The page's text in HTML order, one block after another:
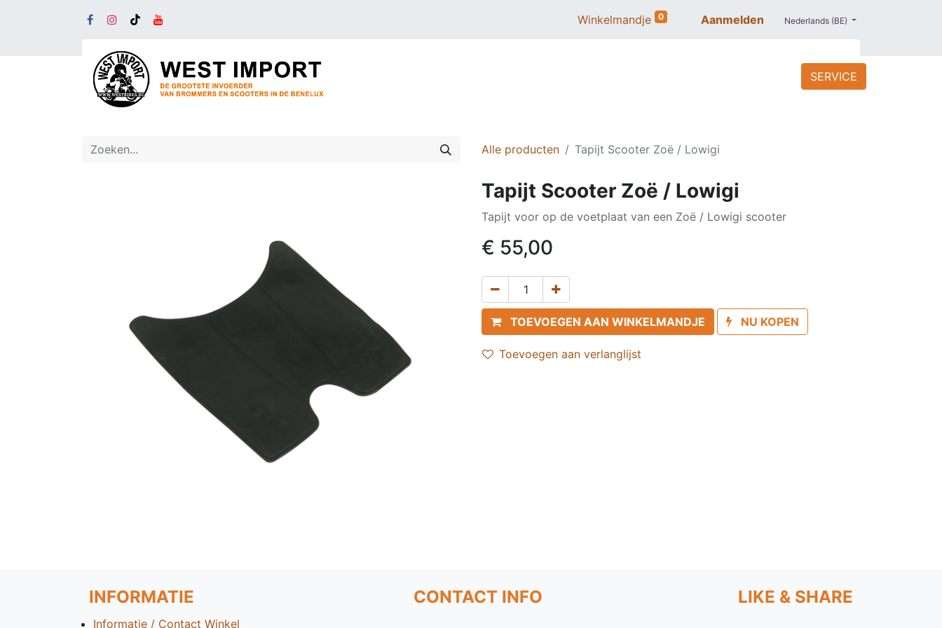
Winkelmandje 0 Aanmelden Nederlands (BE)
PROMO
SERVICE
Alle producten Tapijt Scooter Zoë / Lowigi
Tapijt Scooter Zoë / Lowigi
Tapijt voor op de voetplaat van een Zoë / Lowigi scooter
€ 55,00
TOEVOEGEN AAN WINKELMANDJE NU KOPEN
Toevoegen aan verlanglijst
INFORMATIE CONTACT INFO LIKE & SHARE
Informatie / Contact Winkel